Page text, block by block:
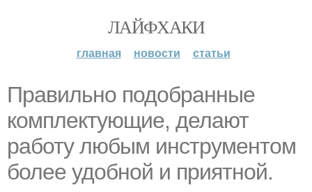
ЛАЙФХАКИ
главная новости статьи
Правильно подобранные
комплектующие, делают
работу любым инструментом
более удобной и приятной.